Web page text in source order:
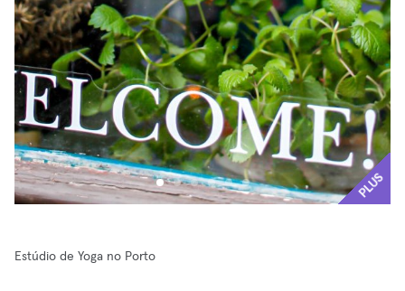
PLUS
Estúdio de Yoga no Porto